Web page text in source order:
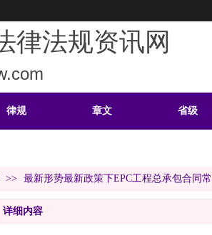
律法规资讯网
律规 章文 省级
>> 最新形势最新政策下EPC工程总承包合同
详细内容